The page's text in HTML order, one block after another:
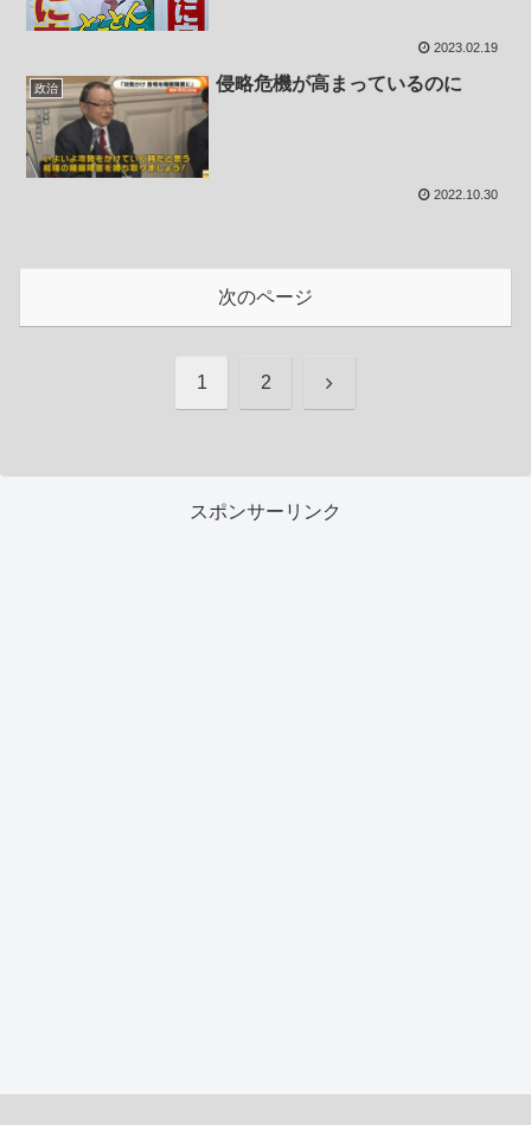
2023.02.19
政治 侵略危機が高まっているのに
2022.10.30
次のページ
1 2 次
スポンサーリンク